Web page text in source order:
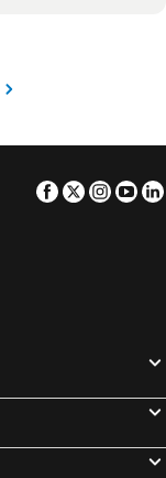
Facebook
Twitter